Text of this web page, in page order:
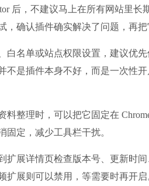
后，不建议马上在所有网站里
，确认插件确实解决了问题，再
白名单或站点权限设置，建议优
不是插件本身不好，而是一次性
料整理时，可以把它固定在
固定，减少工具栏干扰。
扩展详情页检查版本号、更新时
扩展则可以禁用，等需要时再开启